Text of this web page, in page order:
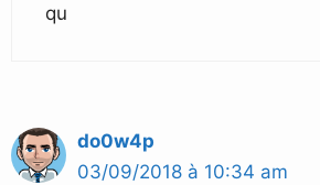
qu
do0w4p
03/09/2018 à 10:34 am